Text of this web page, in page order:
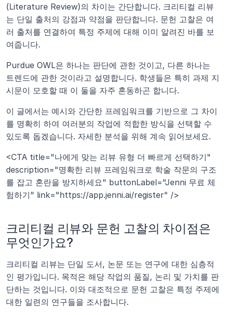
(Literature Review)의 차이는 간단합니다. 크리티컬 리뷰
는 단일 출처의 강점과 약점을 판단합니다. 문헌 고찰은 여
러 출처를 연결하여 특정 주제에 대해 이미 알려진 바를 보
여줍니다.
Purdue OWL은 하나는 판단에 관한 것이고, 다른 하나는
트렌드에 관한 것이라고 설명합니다. 학생들은 특히 과제 지
시문이 모호할 때 이 둘을 자주 혼동하곤 합니다.
이 글에서는 예시와 간단한 프레임워크를 기반으로 그 차이
를 명확히 하여 여러분의 작업에 적합한 방식을 선택할 수
있도록 돕겠습니다. 자세한 분석을 위해 계속 읽어보세요.
<CTA title="나에게 맞는 리뷰 유형 더 빠르게 선택하기"
description="명확한 리뷰 프레임워크로 학술 작문의 구조
를 잡고 혼란을 방지하세요" buttonLabel="Jenni 무료 체
험하기" link="https://app.jenni.ai/register" />
크리티컬 리뷰와 문헌 고찰의 차이점은
무엇인가요?
크리티컬 리뷰는 단일 도서, 논문 또는 연구에 대한 심층적
인 평가입니다. 목적은 해당 작업의 품질, 논리 및 가치를 판
단하는 것입니다. 이와 대조적으로 문헌 고찰은 특정 주제에
대한 일련의 연구들을 조사합니다.